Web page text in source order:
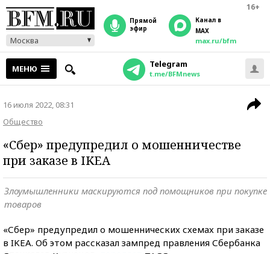
16+
Москва
прямой
эфир
Канал в
MAX
max.ru/bfm
МЕНЮ Telegram
t.me/BFMnews
16 июля 2022, 08:31
Общество
«Сбер» предупредил о мошенничестве
при заказе в IKEA
Злоумышленники маскируются под помощников при покупке
товаров
«Сбер» предупредил о мошеннических схемах при заказе
в IKEA. Об этом рассказал зампред правления Сбербанка